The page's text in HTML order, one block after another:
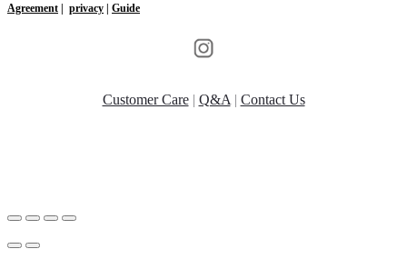
Agreement | privacy | Guide
Customer Care| Q&A | Contact Us